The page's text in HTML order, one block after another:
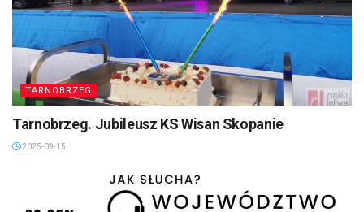
TARNOBRZEG
Tarnobrzeg. Jubileusz KS Wisan Skopanie
2025-09-15